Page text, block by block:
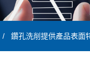
鑽孔洗削提供產品表面